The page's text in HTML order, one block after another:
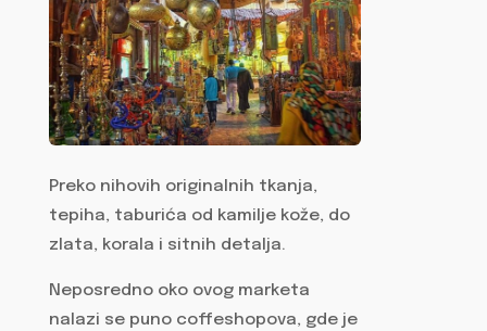
Preko nihovih originalnih tkanja,
tepiha, taburića od kamilje kože, do
zlata, korala i sitnih detalja.
Neposredno oko ovog marketa
nalazi se puno coffeshopova, gde je